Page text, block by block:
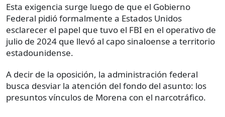
Esta exigencia surge luego de que el Gobierno
Federal pidió formalmente a Estados Unidos
esclarecer el papel que tuvo el FBI en el operativo de
julio de 2024 que llevó al capo sinaloense a territorio
estadounidense.
A decir de la oposición, la administración federal
busca desviar la atención del fondo del asunto: los
presuntos vínculos de Morena con el narcotráfico.